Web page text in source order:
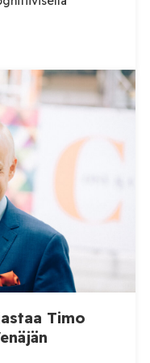
Timo